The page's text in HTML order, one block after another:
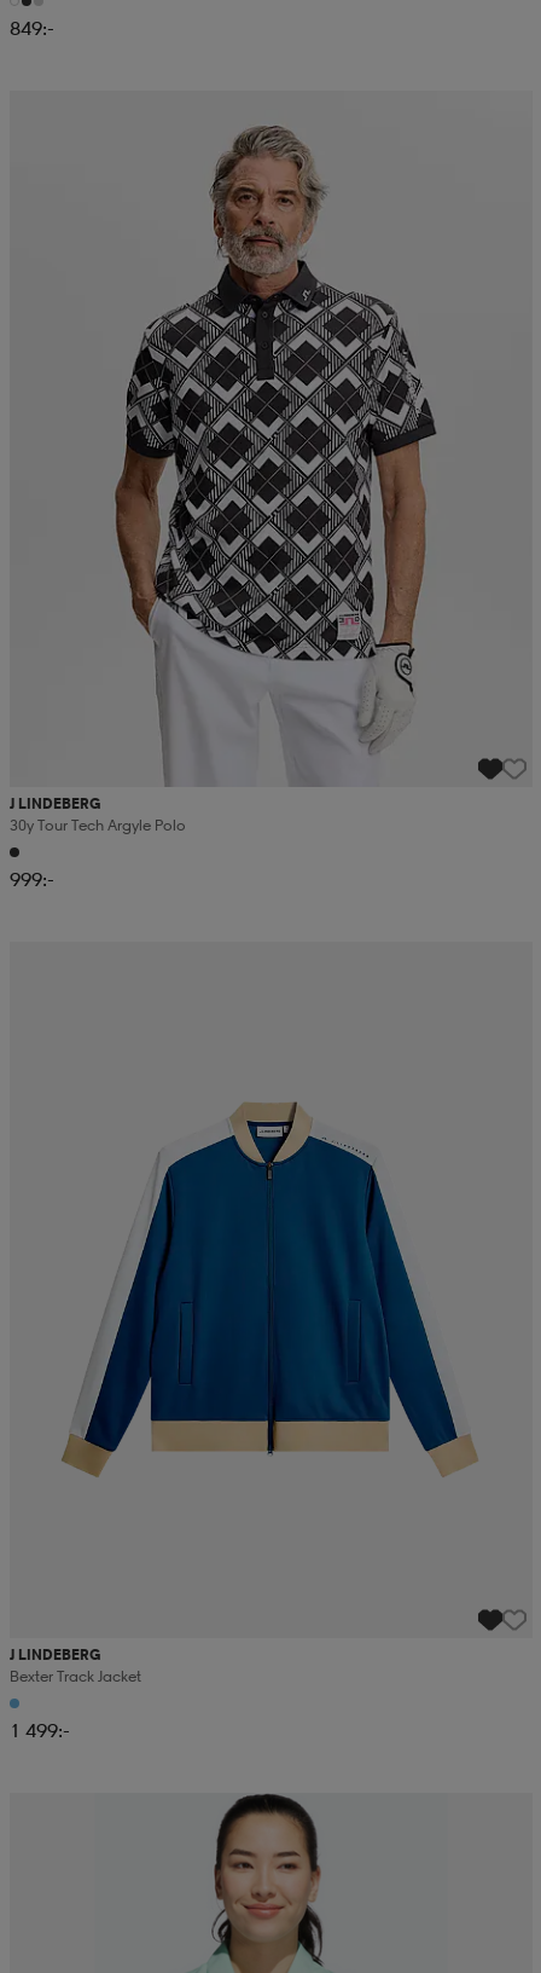
849:-
J LINDEBERG
30y Tour Tech Argyle Polo
999:-
J LINDEBERG
Bexter Track Jacket
1 499:-